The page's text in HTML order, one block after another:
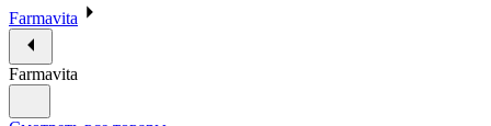
Farmavita
Farmavita